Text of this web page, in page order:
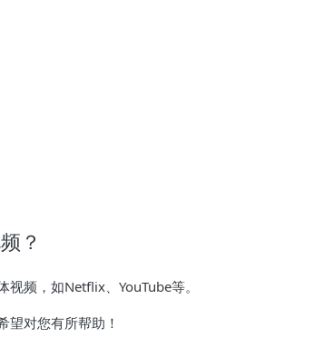
？
频，如Netflix、YouTube等。
望对您有所帮助！